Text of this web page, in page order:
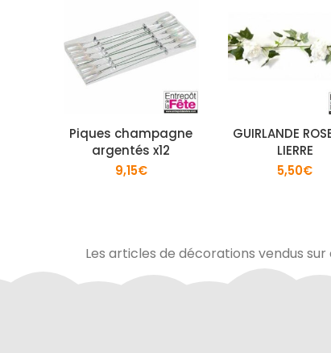
Piques champagne
argentés x12
9,15€
GUIRLANDE
LIERRE
5,50€
Les articles de décorations vendus